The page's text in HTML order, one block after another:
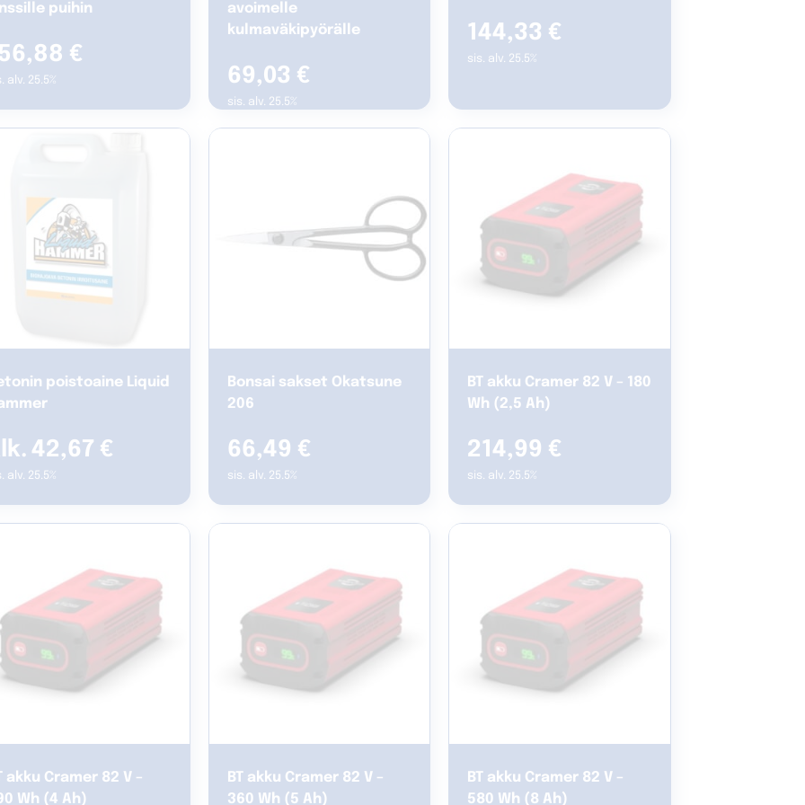
puihin
€
alv. 25.5%
avoimelle
kulmaväkipyörälle
69,03 €
sis. alv. 25.5%
144,33 €
sis. alv. 25.5%
poistoaine Liquid
42,67 €
alv. 25.5%
Bonsai sakset Okatsune
206
66,49 €
sis. alv. 25.5%
BT akku Cramer 82 V – 180
Wh (2,5 Ah)
214,99 €
sis. alv. 25.5%
akku Cramer 82 V –
Wh (4 Ah)
BT akku Cramer 82 V –
360 Wh (5 Ah)
BT akku Cramer 82 V –
580 Wh (8 Ah)